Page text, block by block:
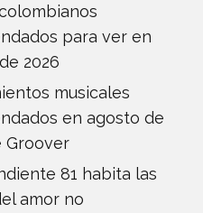
para ver en
2026
musicales
en agosto de
Groover
81 habita las
amor no